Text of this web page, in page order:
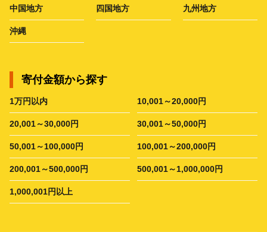
中国地方 四国地方 九州地方
沖縄
寄付金額から探す
1万円以内 10,001～20,000円
20,001～30,000円 30,001～50,000円
50,001～100,000円 100,001～200,000円
200,001～500,000円 500,001～1,000,000円
1,000,001円以上